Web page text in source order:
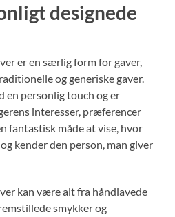
designede
er en særlig form for gaver,
og generiske gaver.
en personlig touch og er
interesser, præferencer
fantastisk måde at vise, hvor
kender den person, man giver
kan være alt fra håndlavede
smykker og